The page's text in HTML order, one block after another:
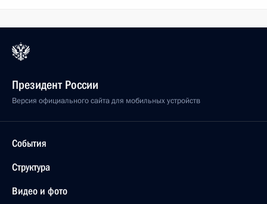
Президент России
Версия официального сайта для мобильных устройств
События
Структура
Видео и фото